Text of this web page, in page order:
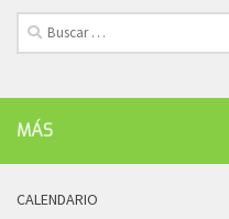
Buscar:
MÁS
CALENDARIO